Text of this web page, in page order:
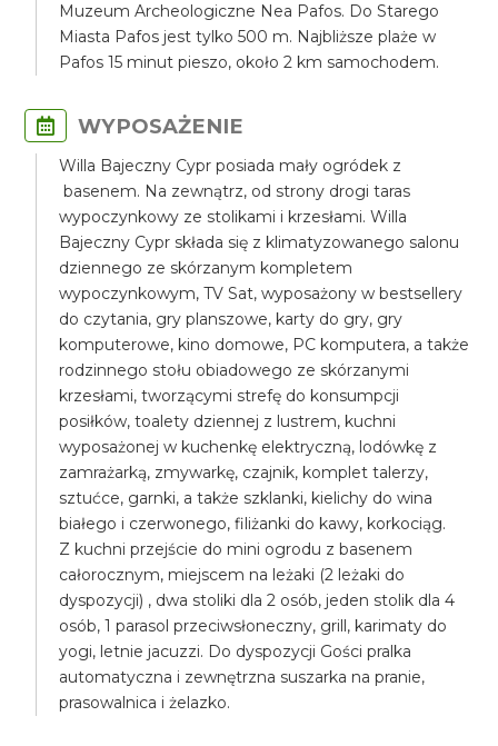
Muzeum Archeologiczne Nea Pafos. Do Starego
Miasta Pafos jest tylko 500 m. Najbliższe plaże w
Pafos 15 minut pieszo, około 2 km samochodem.
WYPOSAŻENIE
Willa Bajeczny Cypr posiada mały ogródek z
basenem. Na zewnątrz, od strony drogi taras
wypoczynkowy ze stolikami i krzesłami. Willa
Bajeczny Cypr składa się z klimatyzowanego salonu
dziennego ze skórzanym kompletem
wypoczynkowym, TV Sat, wyposażony w bestsellery
do czytania, gry planszowe, karty do gry, gry
komputerowe, kino domowe, PC komputera, a także
rodzinnego stołu obiadowego ze skórzanymi
krzesłami, tworzącymi strefę do konsumpcji
posiłków, toalety dziennej z lustrem, kuchni
wyposażonej w kuchenkę elektryczną, lodówkę z
zamrażarką, zmywarkę, czajnik, komplet talerzy,
sztućce, garnki, a także szklanki, kielichy do wina
białego i czerwonego, filiżanki do kawy, korkociąg.
Z kuchni przejście do mini ogrodu z basenem
całorocznym, miejscem na leżaki (2 leżaki do
dyspozycji) , dwa stoliki dla 2 osób, jeden stolik dla 4
osób, 1 parasol przeciwsłoneczny, grill, karimaty do
yogi, letnie jacuzzi. Do dyspozycji Gości pralka
automatyczna i zewnętrzna suszarka na pranie,
prasowalnica i żelazko.